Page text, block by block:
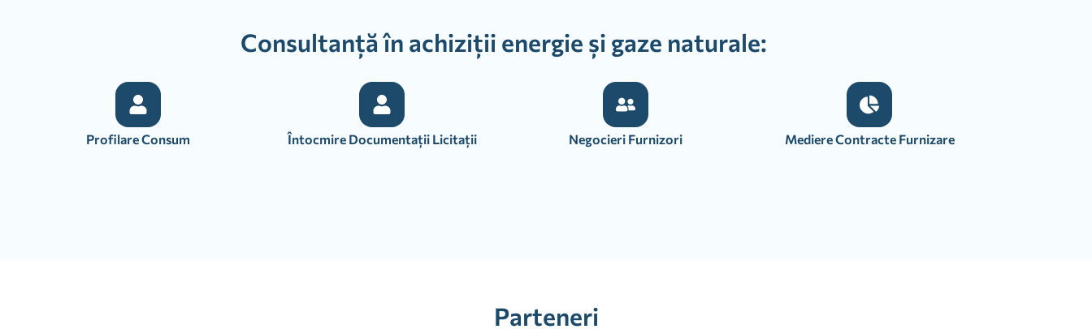
Consultanță în achiziții energie și gaze naturale:
Profilare Consum Întocmire Documentații Licitații Negocieri Furnizori Mediere Contracte Furnizare
Parteneri